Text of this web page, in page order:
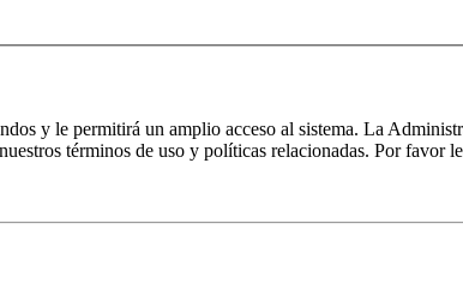
y le permitirá un amplio acceso al sistema. La
términos de uso y políticas relacionadas. Por favor